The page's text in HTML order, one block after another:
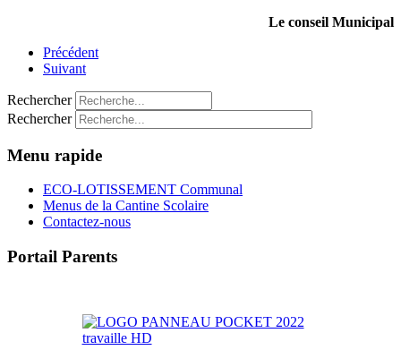
Le conseil Municipal
Précédent
Suivant
Rechercher
Rechercher
Menu rapide
ECO-LOTISSEMENT Communal
Menus de la Cantine Scolaire
Contactez-nous
Portail Parents